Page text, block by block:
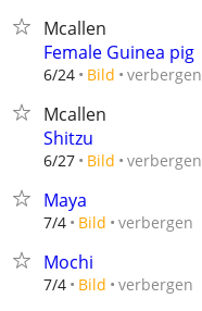
Mcallen
Female Guinea pig
6/24 Bild verbergen
Mcallen
Shitzu
6/27 Bild verbergen
Maya
7/4 Bild verbergen
Mochi
7/4 Bild verbergen